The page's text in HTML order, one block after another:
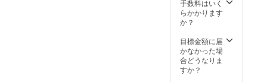
手数料はいく
らかかります
か？
目標金額に届
かなかった場
合どうなりま
すか？